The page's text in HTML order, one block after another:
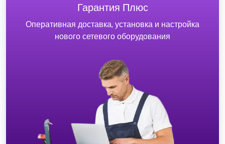
Гарантия Плюс
Оперативная доставка, установка и настройка
нового сетевого оборудования